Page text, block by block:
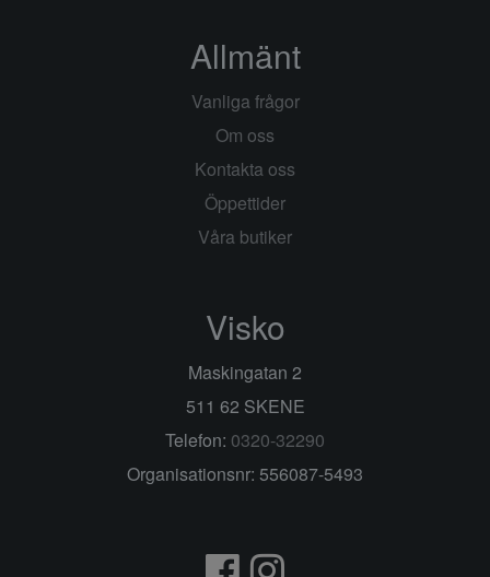
Allmänt
Vanliga frågor
Om oss
Kontakta oss
Öppettider
Våra butiker
Visko
Maskingatan 2
511 62 SKENE
Telefon: 0320-32290
Organisationsnr: 556087-5493